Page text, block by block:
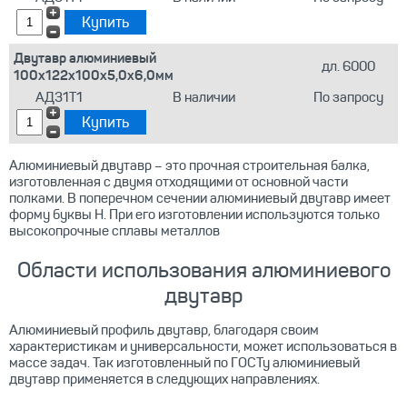
Двутавр алюминиевый
100х122х100х5,0х6,0мм
дл. 6000
АД31Т1
В наличии По запросу
Алюминиевый двутавр – это прочная строительная балка,
изготовленная с двумя отходящими от основной части
полками. В поперечном сечении алюминиевый двутавр имеет
форму буквы Н. При его изготовлении используются только
высокопрочные сплавы металлов
Области использования алюминиевого
двутавр
Алюминиевый профиль двутавр, благодаря своим
характеристикам и универсальности, может использоваться в
массе задач. Так изготовленный по ГОСТу алюминиевый
двутавр применяется в следующих направлениях.